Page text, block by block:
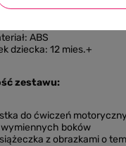
ABS
dziecka: 12 mies.+
zestawu:
do ćwiczeń
wymiennych boków
z obrazkami o